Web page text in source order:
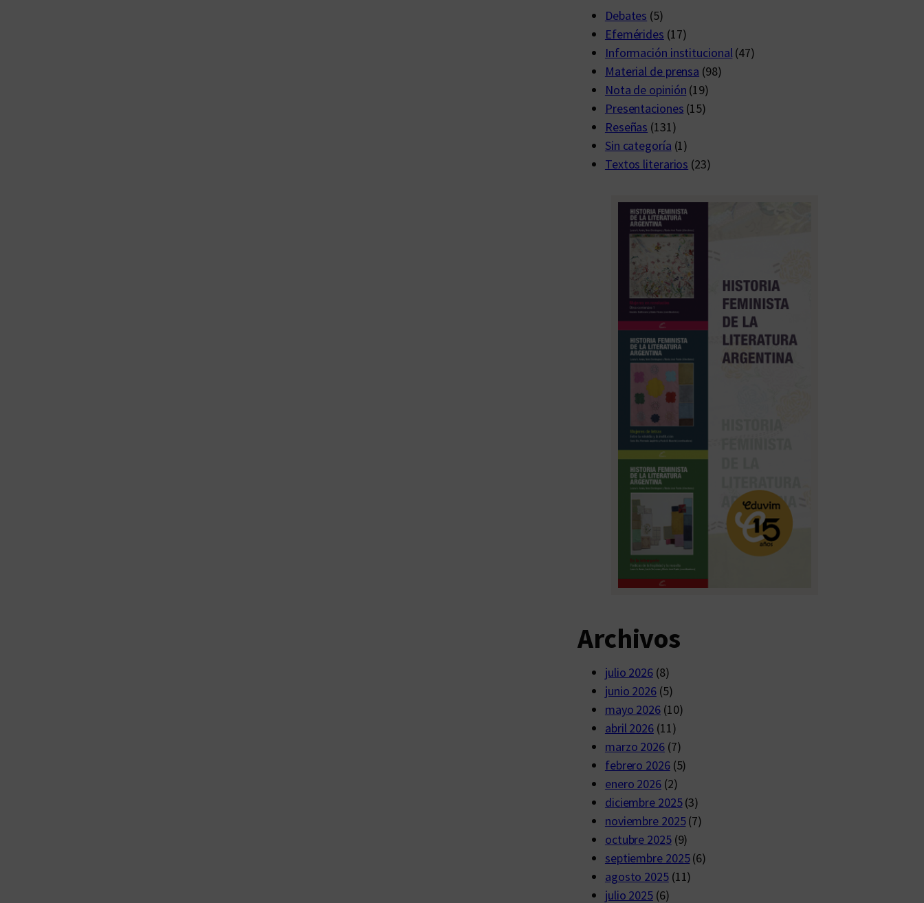
Debates (5)
Efemérides (17)
Información institucional(47)
Material de prensa (98)
Nota de opinión (19)
Presentaciones (15)
Reseñas (131)
Sin categoría (1)
Textos literarios (23)
Archivos
julio 2026(8)
junio 2026(5)
mayo 2026 (10)
abril 2026(11)
marzo 2026(7)
febrero 2026(5)
enero 2026(2)
diciembre 2025(3)
noviembre 2025(7)
octubre 2025(9)
septiembre 2025(6)
agosto 2025(11)
julio 2025(6)